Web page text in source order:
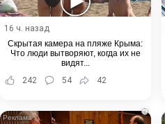
16 ч. назад
Скрытая камера на пляже Крыма:
Что люди вытворяют, когда их не
видят...
242
54 42
i